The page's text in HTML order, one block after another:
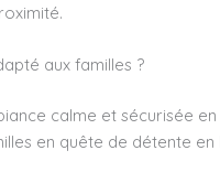
aux familles ?
calme et sécurisée
en quête de détente